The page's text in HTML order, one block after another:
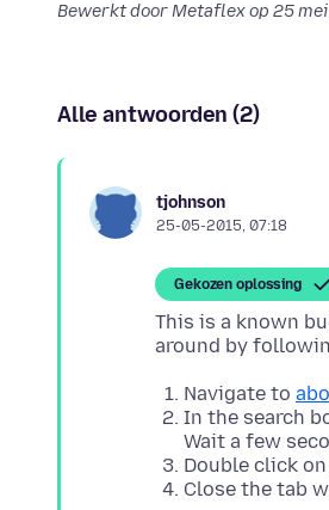
Bewerkt door Metaflex op 25
Alle antwoorden (2)
tjohnson
25-05-2015, 07:18
Gekozen oplossing
This is a known
Navigate to
In the search
Wait a few
Double click
Close the tab